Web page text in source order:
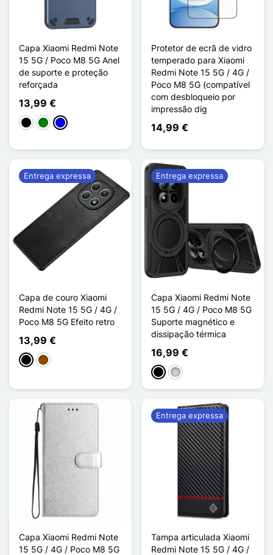
Capa Xiaomi Redmi Note
15 5G / Poco M8 5G Anel
de suporte e proteção
reforçada
13,99 €
PretoVerdeAzul
Protetor de ecrã de vidro
temperado para Xiaomi
Redmi Note 15 5G / 4G /
Poco M8 5G (compatível
com desbloqueio por
impressão dig
14,99 €
Capa de couro Xiaomi
Redmi Note 15 5G / 4G /
Poco M8 5G Efeito retro
13,99 €
PretoCastanho
Entrega expressa
Capa Xiaomi Redmi Note
15 5G / 4G / Poco M8 5G
Suporte magnético e
dissipação térmica
16,99 €
PretoPrata
Entrega expressa
Capa Xiaomi Redmi Note
15 5G / 4G / Poco M8 5G
Tampa articulada Xiaomi
Redmi Note 15 5G / 4G /
Entrega expressa